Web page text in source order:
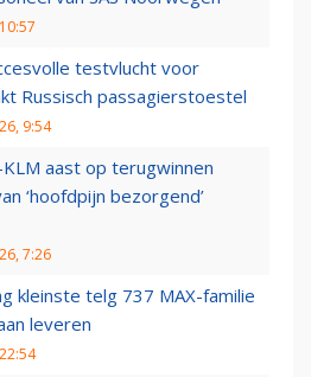
testvlucht voor
Russisch passagierstoestel
9:54
KLM aast op terugwinnen
‘hoofdpijn bezorgend’
7:26
kleinste telg 737 MAX-familie
leveren